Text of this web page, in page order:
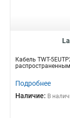
Кабель TWT-
Подробнее
Наличие: В